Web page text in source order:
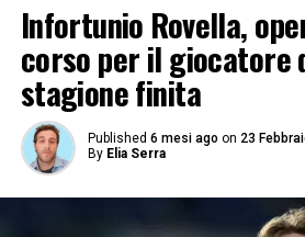
Infortunio Rovella,
corso per il giocatore
stagione finita
Published 6 mesi ago on 23
By Elia Serra